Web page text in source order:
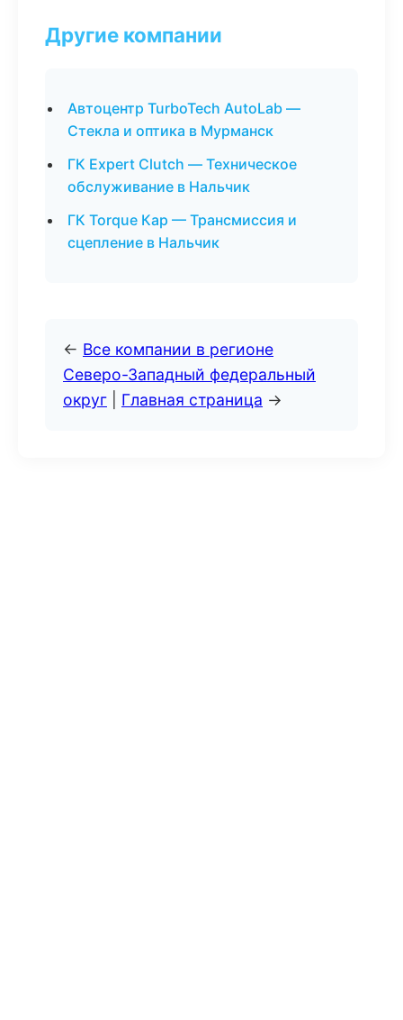
Другие компании
Автоцентр TurboTech AutoLab —
Стекла и оптика в Мурманск
ГК Expert Clutch — Техническое
обслуживание в Нальчик
ГК Torque Кар — Трансмиссия и
сцепление в Нальчик
← Все компании в регионе
Северо-Западный федеральный
округ
Главная страница →